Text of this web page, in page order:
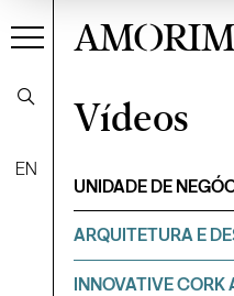
EN
AMORIM
VídeosFiltrar
Vídeos
UNIDADE DE
ARQUITETURA E
INNOVATIVE CORK